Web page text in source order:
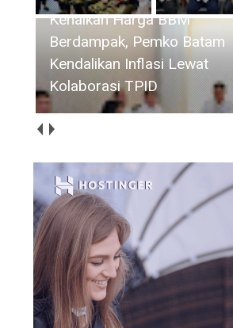
Tingkatkan Layanan Publik,
Amsakar Resmikan Gedung
Arsip dan Musala PN Batam